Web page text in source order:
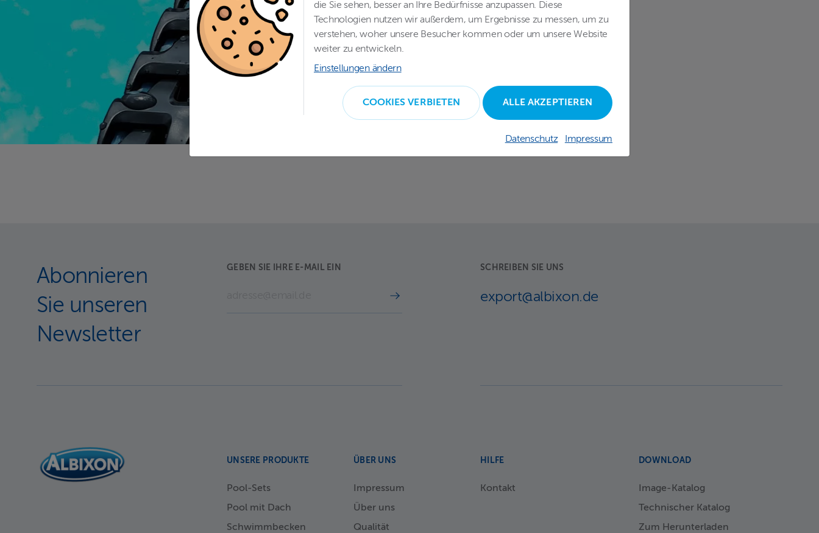
Abonnieren
Sie unseren
Newsletter
GEBEN SIE IHRE E-MAIL EIN SCHREIBEN SIE UNS
export@albixon.de
UNSERE PRODUKTE
Pool-Sets
Pool mit Dach
Schwimmbecken
ÜBER UNS
Impressum
Über uns
Qualität
HILFE
Kontakt
DOWNLOAD
Image-Katalog
Technischer Katalog
Zum Herunterladen
die Sie sehen, besser an Ihre Bedürfnisse anzupassen. Diese
Technologien nutzen wir außerdem, um Ergebnisse zu messen, um zu
verstehen, woher unsere Besucher kommen oder um unsere Website
weiter zu entwickeln.
Einstellungen ändern
COOKIES VERBIETEN ALLE AKZEPTIEREN
Datenschutz Impressum